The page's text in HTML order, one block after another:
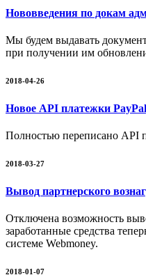
Нововведения по докам
Мы будем выдавать
при получении им
2018-04-26
Новое API платежки
Полностью переписано API
2018-03-27
Вывод партнерского
Отключена возможность
заработанные средства
системе Webmoney.
2018-01-07